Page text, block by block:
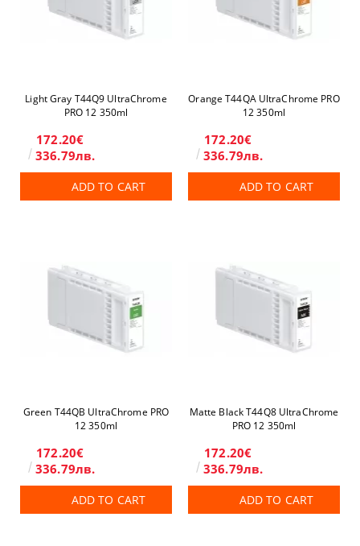
Light Gray T44Q9 UltraChrome
PRO 12 350ml
172.20€
336.79лв.
ADD TO CART
Orange T44QA UltraChrome PRO
12 350ml
172.20€
336.79лв.
ADD TO CART
Green T44QB UltraChrome PRO
12 350ml
172.20€
336.79лв.
ADD TO CART
Matte Black T44Q8 UltraChrome
PRO 12 350ml
172.20€
336.79лв.
ADD TO CART